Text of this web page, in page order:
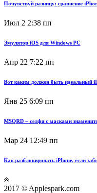
Почувствуй разницу: сравнение
Июл 2 2:38 пп
Эмулятор iOS для Windows PC
Апр 22 7:22 пп
Вот каким должен быть идеальный
Янв 25 6:09 пп
MSQRD – селфи с масками
Мар 24 12:49 пп
Как разблокировать iPhone, если
2017 © Applespark.com